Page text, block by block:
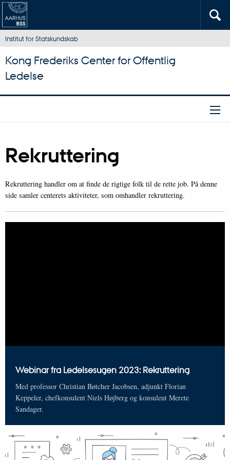
Institut for Statskundskab
Kong Frederiks Center for Offentlig
Ledelse
Rekruttering
Rekruttering handler om at finde de rigtige folk til de rette job. På denne
side samler centerets aktiviteter, som omhandler rekruttering.
Webinar fra Ledelsesugen 2023: Rekruttering
Med professor Christian Bøtcher Jacobsen, adjunkt Florian
Keppeler, chefkonsulent Niels Højberg og konsulent Merete
Sandager.